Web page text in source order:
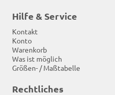
Hilfe & Service
Kontakt
Konto
Warenkorb
Was ist möglich
Größen- / Maßtabelle
Rechtliches